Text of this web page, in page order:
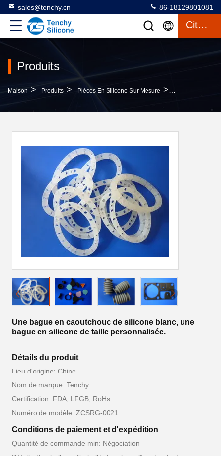
sales@tenchy.cn 86-18129801081
Citation
Produits
Maison > Produits > Pièces En Silicone Sur Mesure >
Une bague en caoutchouc de silicone blanc, une
bague en silicone de taille personnalisée.
Détails du produit
Lieu d'origine: Chine
Nom de marque: Tenchy
Certification: FDA, LFGB, RoHs
Numéro de modèle: ZCSRG-0021
Conditions de paiement et d'expédition
Quantité de commande min: Négociation